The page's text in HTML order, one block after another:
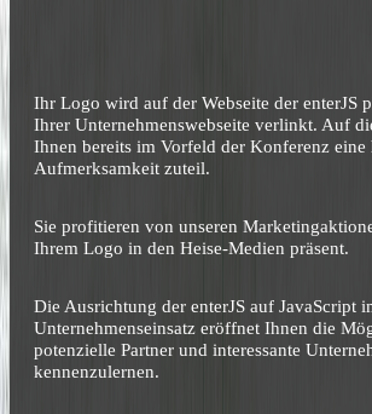
Ihr Logo wird auf der Webseite der enterJS
Ihrer Unternehmenswebseite verlinkt. Auf
Ihnen bereits im Vorfeld der Konferenz eine
Aufmerksamkeit zuteil.
Sie profitieren von unseren
Ihrem Logo in den Heise-Medien präsent.
Die Ausrichtung der enterJS auf JavaScript
Unternehmenseinsatz eröffnet Ihnen die
potenzielle Partner und interessante
kennenzulernen.